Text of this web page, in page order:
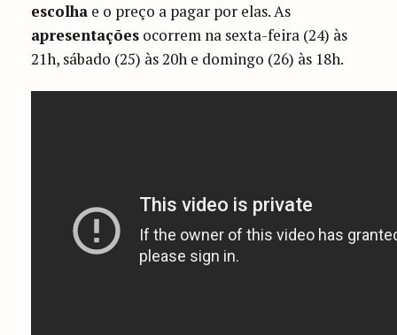
escolha e o preço a pagar por elas. As
apresentações ocorrem na sexta-feira (24) às
21h, sábado (25) às 20h e domingo (26) às 18h.